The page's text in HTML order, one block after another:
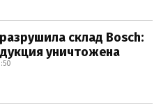
склад Bosch:
уничтожена